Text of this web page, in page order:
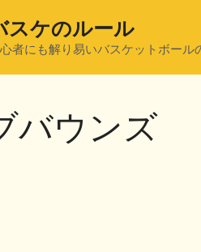
スケのルール
者にも解り易いバスケットボール
バウンズ